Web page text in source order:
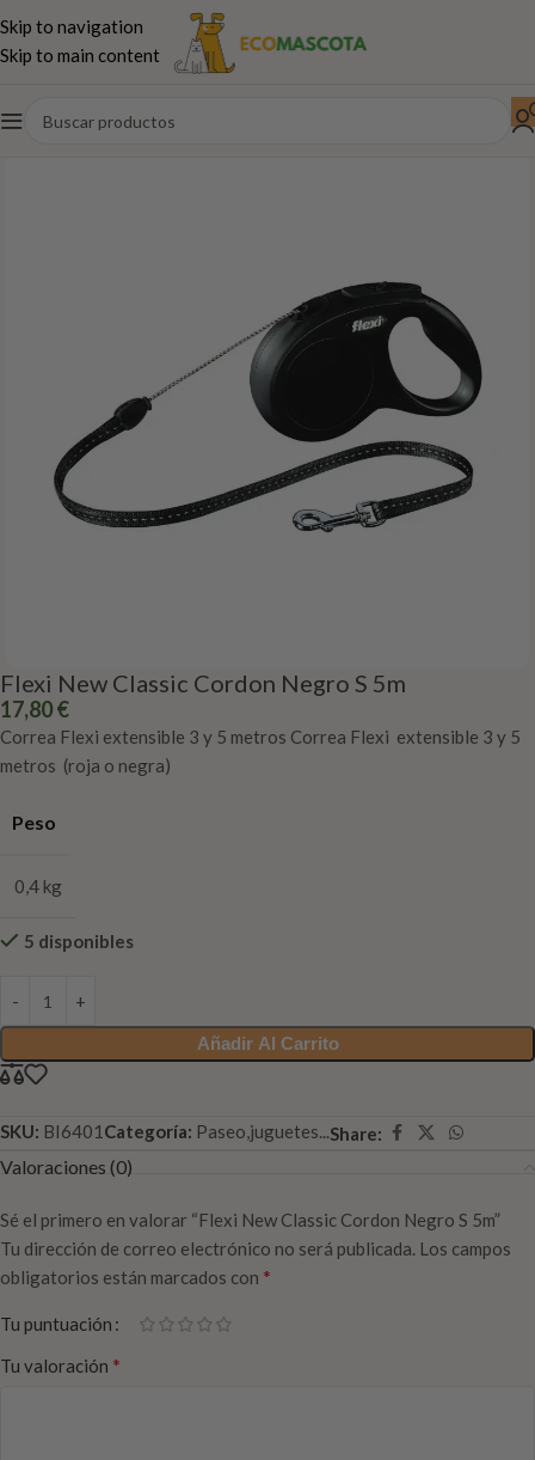
Skip to navigation
Skip to main content
Inicio Perros Paseo,juguetes...
Flexi New Classic Cordon Negro S 5m
17,80€
Correa Flexi extensible 3 y 5 metros Correa Flexi extensible 3 y 5
metros (roja o negra)
Peso
0,4 kg
5 disponibles
Añadir Al Carrito
SKU: BI6401 Categoría: Paseo,juguetes...Share:
Valoraciones (0)
Sé el primero en valorar “Flexi New Classic Cordon Negro S 5m”
Tu dirección de correo electrónico no será publicada. Los campos
obligatorios están marcados con *
Tu puntuación
Tu valoración *